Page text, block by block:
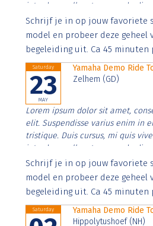
interdum nulla, ut commodo
Aenean faucibus nibh et justo
imperdiet. Nunc ut sem vitae
Schrijf je in op jouw favoriete
model en probeer deze
begeleiding uit. Ca 45 minuten
Saturday
23
MAY
Yamaha Demo Ride
Zelhem (GD)
Lorem ipsum dolor sit amet,
elit. Suspendisse varius enim in
tristique. Duis cursus, mi quis
interdum nulla, ut commodo
Aenean faucibus nibh et justo
imperdiet. Nunc ut sem vitae
Schrijf je in op jouw favoriete
model en probeer deze
begeleiding uit. Ca 45 minuten
Saturday
Yamaha Demo Ride
Hippolytushoef (NH)